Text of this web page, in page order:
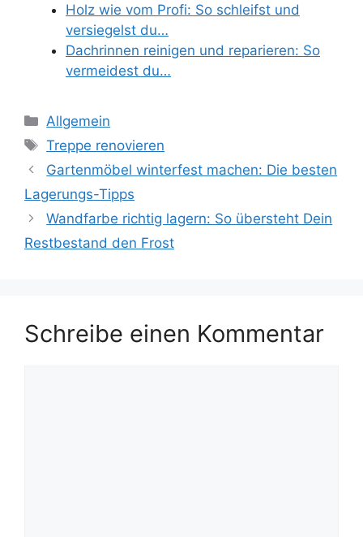
Holz wie vom Profi: So schleifst und
versiegelst du…
Dachrinnen reinigen und reparieren: So
vermeidest du…
Kategorien
Allgemein
Schlagwörter
Treppe renovieren
Gartenmöbel winterfest machen: Die besten
Lagerungs-Tipps
Wandfarbe richtig lagern: So übersteht Dein
Restbestand den Frost
Schreibe einen Kommentar